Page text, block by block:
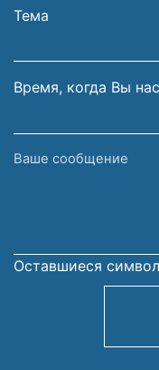
электронной
Тема
Время, когда Вы
Ваше
Оставшиеся